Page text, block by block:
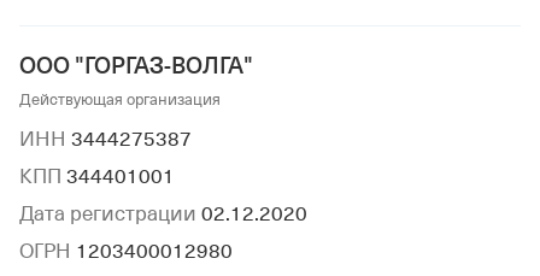
ООО "ГОРГАЗ-ВОЛГА"
Действующая организация
ИНН 3444275387
КПП 344401001
Дата регистрации 02.12.2020
ОГРН 1203400012980